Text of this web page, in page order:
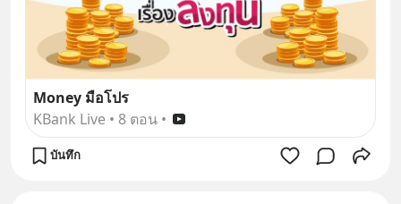
Money มือโปร
KBank Live • 8 ตอน •
บันทึก